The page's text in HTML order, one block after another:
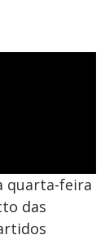
quarta-feira
das